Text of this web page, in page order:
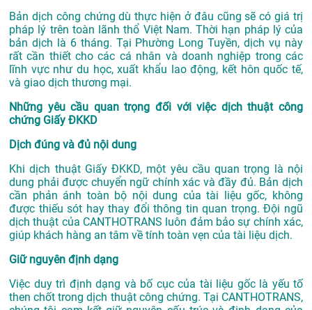
Bản dịch công chứng dù thực hiện ở đâu cũng sẽ có giá trị
pháp lý trên toàn lãnh thổ Việt Nam. Thời hạn pháp lý của
bản dịch là 6 tháng. Tại Phường Long Tuyền, dịch vụ này
rất cần thiết cho các cá nhân và doanh nghiệp trong các
lĩnh vực như du học, xuất khẩu lao động, kết hôn quốc tế,
và giao dịch thương mại.
Những yêu cầu quan trọng đối với việc dịch thuật công
chứng Giấy ĐKKD
Dịch đúng và đủ nội dung
Khi dịch thuật Giấy ĐKKD, một yêu cầu quan trọng là nội
dung phải được chuyển ngữ chính xác và đầy đủ. Bản dịch
cần phản ánh toàn bộ nội dung của tài liệu gốc, không
được thiếu sót hay thay đổi thông tin quan trọng. Đội ngũ
dịch thuật của CANTHOTRANS luôn đảm bảo sự chính xác,
giúp khách hàng an tâm về tính toàn vẹn của tài liệu dịch.
Giữ nguyên định dạng
Việc duy trì định dạng và bố cục của tài liệu gốc là yếu tố
then chốt trong dịch thuật công chứng. Tại CANTHOTRANS,